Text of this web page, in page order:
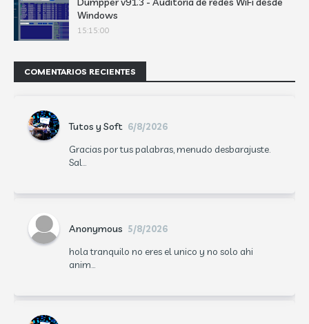
Windows
15:15:00
COMENTARIOS RECIENTES
Tutos y Soft 6/8/2026
Gracias por tus palabras, menudo desbarajuste.
Sal...
Anonymous 5/8/2026
hola tranquilo no eres el unico y no solo ahi
anim...